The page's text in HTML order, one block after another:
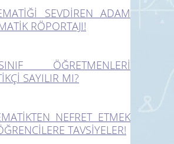
SEVDİREN ADAM
RÖPORTAJI!
ÖĞRETMENLERİ
SAYILIR MI?
NEFRET ETMEK
TAVSİYELER!